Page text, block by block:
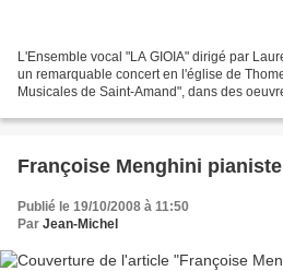
L'Ensemble vocal "LA GIOIA" dirigé par
un remarquable concert en l'église de
Musicales de Saint-Amand", dans des
Françoise Menghini pianiste
Publié le 19/10/2008 à 11:50
Par Jean-Michel